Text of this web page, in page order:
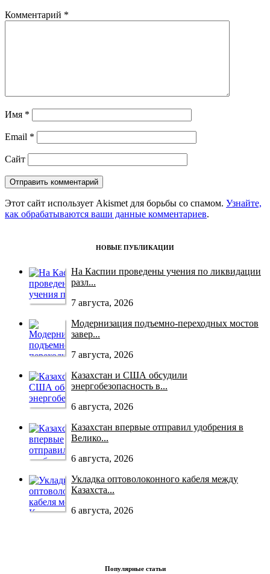
Комментарий *
Имя *
Email *
Сайт
Этот сайт использует Akismet для борьбы со спамом. Узнайте,
как обрабатываются ваши данные комментариев.
НОВЫЕ ПУБЛИКАЦИИ
На Каспии проведены учения по ликвидации
разл...
7 августа, 2026
Модернизация подъемно-переходных мостов
завер...
7 августа, 2026
Казахстан и США обсудили
энергобезопасность в...
6 августа, 2026
Казахстан впервые отправил удобрения в
Велико...
6 августа, 2026
Укладка оптоволоконного кабеля между
Казахста...
6 августа, 2026
Популярные статьи